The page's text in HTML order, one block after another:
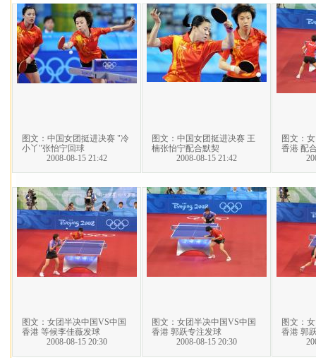
图文：中国女团挺进决赛 "冷
小丫"张怡宁回球
2008-08-15 21:42
图文：中国女团挺进决赛 王
楠张怡宁配合默契
2008-08-15 21:42
图文：
香港 配
图文：女团半决中国VS中国
香港 等候李佳薇发球
2008-08-15 20:30
图文：女团半决中国VS中国
香港 郭跃专注发球
2008-08-15 20:30
图文：
香港 郭